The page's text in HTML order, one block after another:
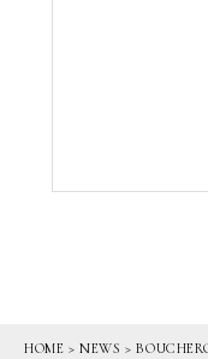
HOME >NEWS >